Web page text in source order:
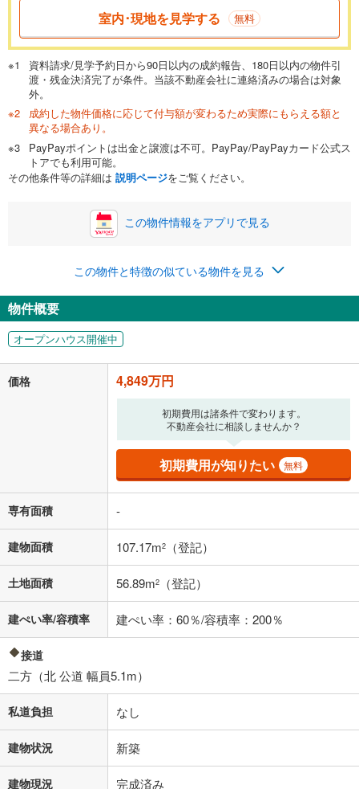
一般的には最長35年まで借り入れ可能です。多くの金融機関
が完済時の年齢は80歳までを条件としています。
閉じる
頭金 万円
0万円 4,849万円
自己資金から住宅購入にかけられる金額を入力してくださ
い。一般的には物件価格の2割までが目安です。
閉じる
ボーナス
万円
0円
ナス時の増額分（1回分）を入力してください。
ボーナス払いの限度額は金融機関によって異なります。
閉じる
月々の返済額
る値は、実際の金融機関等における貸出金利とは何ら関係がなく、実際
の金融機関等における貸出金利を何ら保証するものではありません。返
済方法「元利均等返済」にて算出しております。入力された金利を35年
適用した場合の計算結果を表示しています。
その他月額費用や、初期費用がかかります。ご注意ください。実際にお
借り入れの際は各金融機関等に、必ずご自身でご確認をお願いいたしま
条件によってお借り入れができないことがあります。
不動産会社に購入相談をする 無料
閉じる
室内･現地を見学する 無料
資料請求/見学予約日から90日以内の成約報告、180日以内の物件引
渡・残金決済完了が条件。当該不動産会社に連絡済みの場合は対象
外。
成約した物件価格に応じて付与額が変わるため実際にもらえる額と
異なる場合あり。
PayPayポイントは出金と譲渡は不可。PayPay/PayPayカード公式ス
トアでも利用可能。
その他条件等の詳細は 説明ページをご覧ください。
この物件情報をアプリで見る
この物件と特徴の似ている物件を見る
物件概要
オープンハウス開催中
価格 4,849万円
初期費用は諸条件で変わります。
不動産会社に相談しませんか？
初期費用が知りたい 無料
専有面積 -
建物面積 107.17m2 （登記）
土地面積 56.89m2 （登記）
建ぺい率/容積率 建ぺい率：60％/容積率：200％
接道
二方（北 公道 幅員5.1m）
私道負担 なし
建物状況 新築
建物現況 完成済み